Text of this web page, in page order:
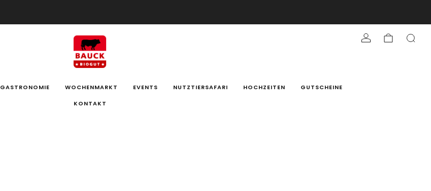
GASTRONOMIE WOCHENMARKT EVENTS NUTZTIERSAFARI HOCHZEITEN
GUTSCHEINE
KONTAKT